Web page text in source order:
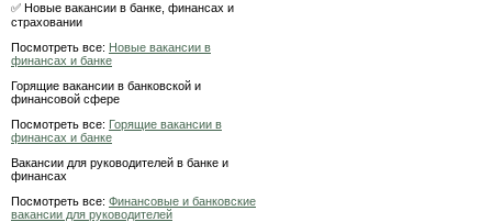
✅ Новые вакансии в банке, финансах и
страховании
Посмотреть все: Новые вакансии в
финансах и банке
Горящие вакансии в банковской и
финансовой сфере
Посмотреть все: Горящие вакансии в
финансах и банке
Вакансии для руководителей в банке и
финансах
Посмотреть все: Финансовые и банковские
вакансии для руководителей